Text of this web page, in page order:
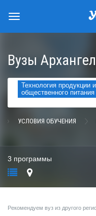
Вузы
Технология продукции
общественного
УСЛОВИЯ ОБУЧЕНИЯ
3 программы
Рекомендуем вуз из другого